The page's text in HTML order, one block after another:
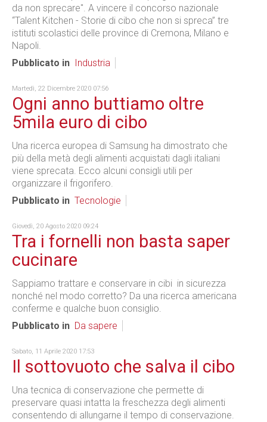
da non sprecare". A vincere il concorso nazionale
“Talent Kitchen - Storie di cibo che non si spreca” tre
istituti scolastici delle province di Cremona, Milano e
Napoli.
Pubblicato in
Industria
Martedì, 22 Dicembre 2020 07:56
Ogni anno buttiamo oltre
5mila euro di cibo
Una ricerca europea di Samsung ha dimostrato che
più della metà degli alimenti acquistati dagli italiani
viene sprecata. Ecco alcuni consigli utili per
organizzare il frigorifero.
Pubblicato in Tecnologie
Giovedì, 20 Agosto 2020 09:24
Tra i fornelli non basta saper
cucinare
Sappiamo trattare e conservare in cibi in sicurezza
nonché nel modo corretto? Da una ricerca americana
conferme e qualche buon consiglio.
Pubblicato in Da sapere
Sabato, 11 Aprile 2020 17:53
Il sottovuoto che salva il cibo
Una tecnica di conservazione che permette di
preservare quasi intatta la freschezza degli alimenti
consentendo di allungarne il tempo di conservazione.